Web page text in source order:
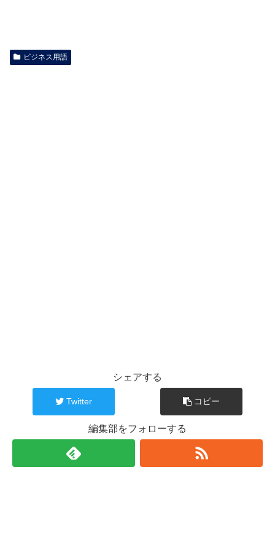
ビジネス用語
シェアする
Twitter コピー
編集部をフォローする